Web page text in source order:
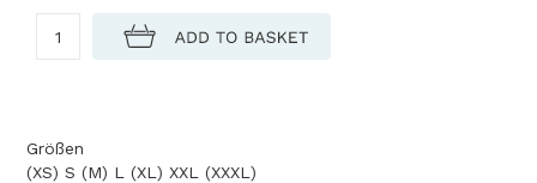
Größen
(XS) S (M) L (XL) XXL (XXXL)